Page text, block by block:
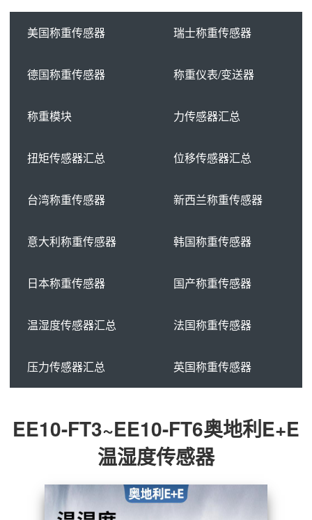
美国称重传感器 瑞士称重传感器
德国称重传感器 称重仪表/变送器
称重模块 力传感器汇总
扭矩传感器汇总 位移传感器汇总
台湾称重传感器 新西兰称重传感器
意大利称重传感器 韩国称重传感器
日本称重传感器 国产称重传感器
温湿度传感器汇总 法国称重传感器
压力传感器汇总 英国称重传感器
EE10-FT3~EE10-FT6奥地利E+E
温湿度传感器